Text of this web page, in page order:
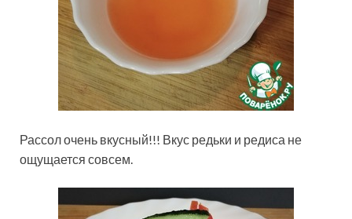
Рассол очень вкусный!!! Вкус редьки и редиса не
ощущается совсем.